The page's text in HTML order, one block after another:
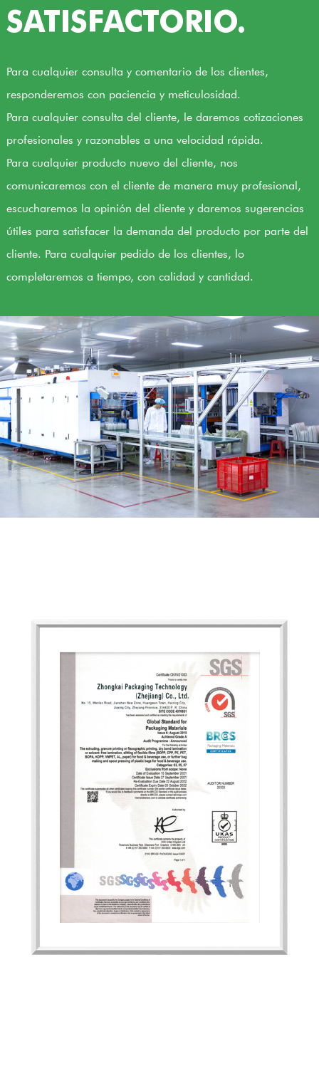
SATISFACTORIO.
Para cualquier consulta y comentario de los clientes,
responderemos con paciencia y meticulosidad.
Para cualquier consulta del cliente, le daremos cotizaciones
profesionales y razonables a una velocidad rápida.
Para cualquier producto nuevo del cliente, nos
comunicaremos con el cliente de manera muy profesional,
escucharemos la opinión del cliente y daremos sugerencias
útiles para satisfacer la demanda del producto por parte del
cliente. Para cualquier pedido de los clientes, lo
completaremos a tiempo, con calidad y cantidad.